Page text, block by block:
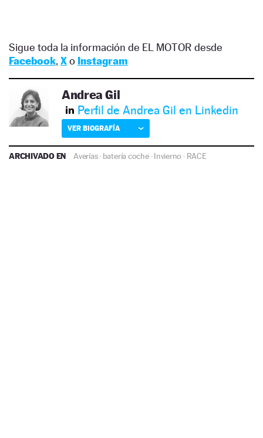
Sigue toda la información de EL MOTOR desde
Facebook, Xo Instagram
Andrea Gil
Perfil de Andrea Gil en Linkedin
VER BIOGRAFÍA
ARCHIVADO EN Averías· batería coche·Invierno · RACE